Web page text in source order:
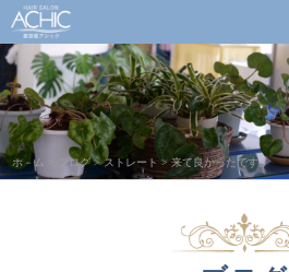
ホ－ム ブログ>ストレート >来て良かったです。